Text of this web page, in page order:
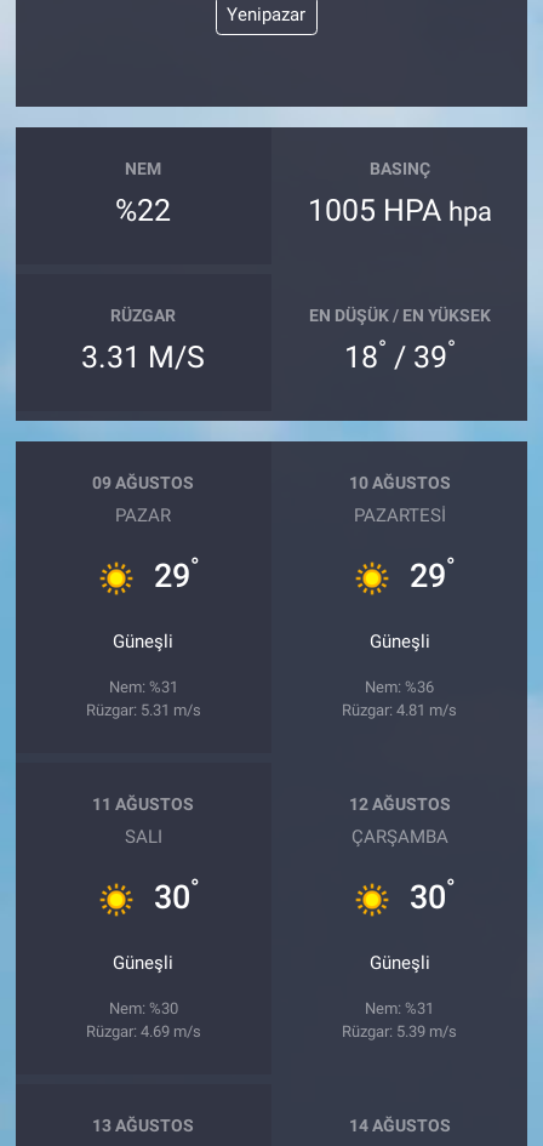
Yenipazar
NEM
%22
BASINÇ
1005 HPA hpa
RÜZGAR
3.31 M/S
EN DÜŞÜK / EN YÜKSEK
18° / 39°
09 AĞUSTOS
PAZAR
29°
Güneşli
Nem: %31
Rüzgar: 5.31 m/s
10 AĞUSTOS
PAZARTESI
29°
Güneşli
Nem: %36
Rüzgar: 4.81 m/s
11 AĞUSTOS
SALI
30°
Güneşli
Nem: %30
Rüzgar: 4.69 m/s
12 AĞUSTOS
ÇARŞAMBA
30°
Güneşli
Nem: %31
Rüzgar: 5.39 m/s
13 AĞUSTOS 14 AĞUSTOS